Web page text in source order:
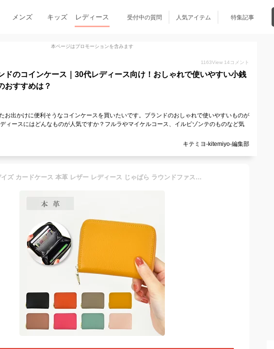
メンズ キッズ レディース 受付中の質問 人気アイテム 特集記事
本ページはプロモーションを含みます
1163View 14 コメント
ドのコインケース｜30代レディース向け！おしゃれで使いやすい小銭
おすすめは？
お出かけに便利そうなコインケースを買いたいです。ブランドのおしゃれで使いやすいものが
ィースにはどんなものが人気ですか？フルラやマイケルコース、イルビゾンテのものなど気
キテミヨ-kitemiyo-編集部
リズデイズ カードケース 本革 レザー レディース じゃばら ラウンドファスナー クレジット ICカード ポイントカード 名刺 コイン 小銭入れ ミニ財布 コンパクト 女性 女子 通勤 通学 旅行 大人 大学生 ママ オリジナル ブランド 可愛い かわいい おしゃれ 人気 20代 30代